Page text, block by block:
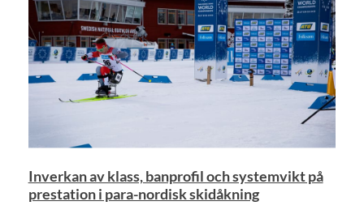
Inverkan av klass, banprofil och systemvikt på
prestation i para-nordisk skidåkning